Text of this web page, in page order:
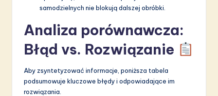
samodzielnych nie blokują dalszej obróbki.
Analiza porównawcza:
Błąd vs. Rozwiązanie
Aby zsyntetyzować informacje, poniższa tabela
podsumowuje kluczowe błędy i odpowiadające im
rozwiązania.